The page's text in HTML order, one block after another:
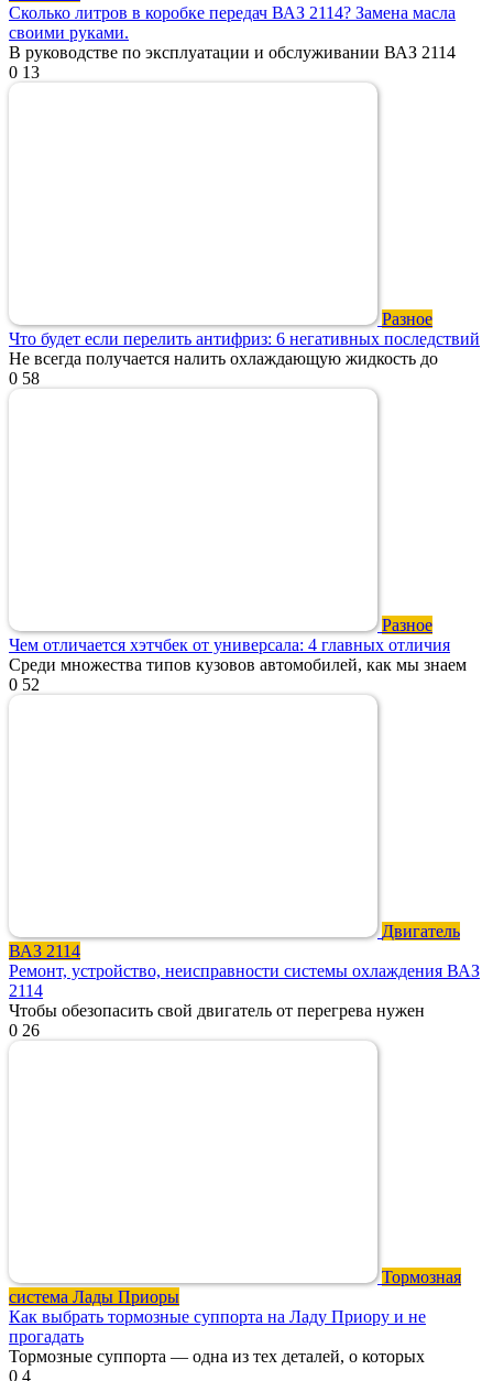
Сколько литров в коробке передач ВАЗ 2114? Замена масла
своими руками.
В руководстве по эксплуатации и обслуживании ВАЗ 2114
0 13
Разное
Что будет если перелить антифриз: 6 негативных последствий
Не всегда получается налить охлаждающую жидкость до
0 58
Разное
Чем отличается хэтчбек от универсала: 4 главных отличия
Среди множества типов кузовов автомобилей, как мы знаем
0 52
Двигатель
ВАЗ 2114
Ремонт, устройство, неисправности системы охлаждения ВАЗ
2114
Чтобы обезопасить свой двигатель от перегрева нужен
0 26
Тормозная
система Лады Приоры
Как выбрать тормозные суппорта на Ладу Приору и не
прогадать
Тормозные суппорта — одна из тех деталей, о которых
0 4